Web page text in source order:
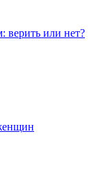
верить или нет?